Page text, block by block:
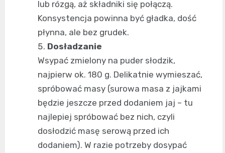
lub rózgą, aż składniki się połączą.
Konsystencja powinna być gładka, dość
płynna, ale bez grudek.
Dosładzanie
Wsypać zmielony na puder słodzik,
najpierw ok. 180 g. Delikatnie wymieszać,
spróbować masy (surowa masa z jajkami
będzie jeszcze przed dodaniem jaj – tu
najlepiej spróbować bez nich, czyli
dosłodzić masę serową przed ich
dodaniem). W razie potrzeby dosypać